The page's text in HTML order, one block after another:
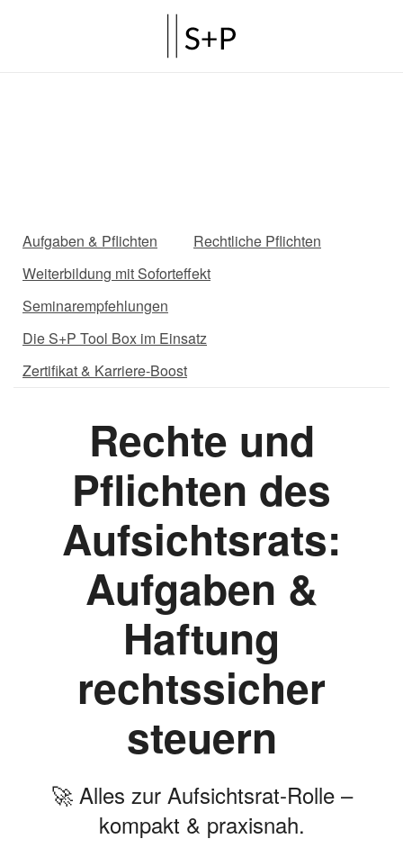
Aufgaben & Pflichten
Rechtliche Pflichten
Weiterbildung mit Soforteffekt
Seminarempfehlungen
Die S+P Tool Box im Einsatz
Zertifikat & Karriere-Boost
Rechte und
Pflichten des
Aufsichtsrats:
Aufgaben &
Haftung
rechtssicher
steuern
🚀 Alles zur Aufsichtsrat-Rolle –
kompakt & praxisnah.